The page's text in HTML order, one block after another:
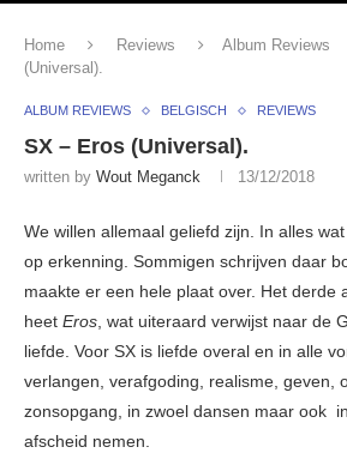
Home Reviews Album Reviews
(Universal) .
ALBUM REVIEWS BELGISCH REVIEWS
SX – Eros (Universal) .
written by Wout Meganck 13/12/2018
We willen allemaal geliefd zijn. In alles
op erkenning. Sommigen schrijven daar
maakte er een hele plaat over. Het derde
heet Eros, wat uiteraard verwijst naar de
liefde. Voor SX is liefde overal en in alle
verlangen, verafgoding, realisme, geven,
zonsopgang, in zwoel dansen maar ook
afscheid nemen.